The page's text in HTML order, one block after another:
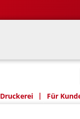
Druckerei | Für